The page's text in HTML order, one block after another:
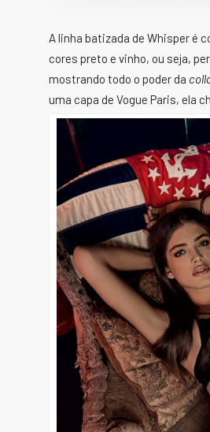
A linha batizada de Whisper é
cores preto e vinho, ou seja,
mostrando todo o poder da
uma capa de Vogue Paris, ela